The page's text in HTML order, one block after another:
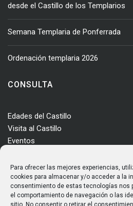
Para ofrecer las mejores experiencias,
cookies para almacenar y/o acceder a la
consentimiento de estas tecnologías nos
el comportamiento de navegación o las
sitio. No consentir o retirar el
desde el Castillo de los Templarios
Semana Templaria de Ponferrada
Ordenación templaria 2026
CONSULTA
Edades del Castillo
Visita al Castillo
Eventos
Enclave
Más información
Consultas
Horarios y tarifas